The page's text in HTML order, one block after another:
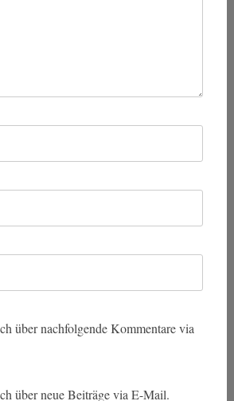
über nachfolgende Kommentare via
über neue Beiträge via E-Mail.